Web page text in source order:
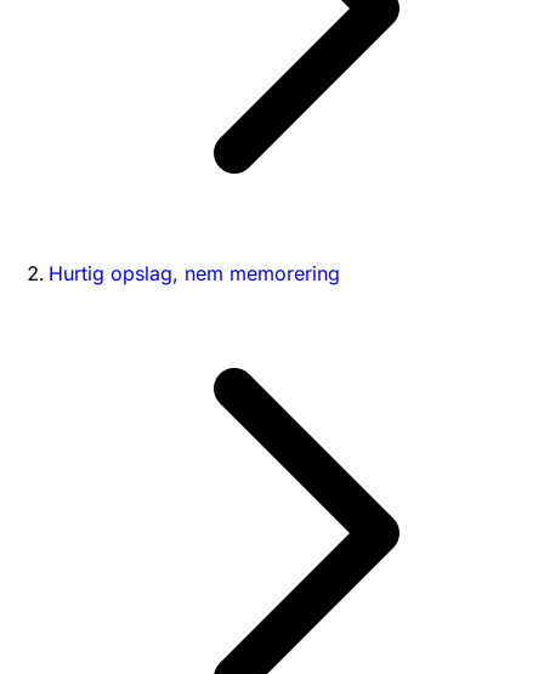
Hurtig opslag, nem memorering